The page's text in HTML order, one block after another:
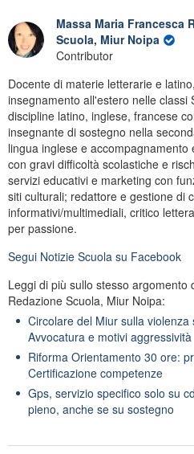
Massa Maria Francesca
Scuola, Miur Noipa
Contributor
Docente di materie letterarie e
insegnamento all'estero nelle classi
discipline latino, inglese, francese
insegnante di sostegno nella
lingua inglese e
con gravi difficoltà scolastiche e
servizi educativi e marketing con
siti culturali; redattore e gestione di
informativi/multimediali, critico
per passione.
Segui Notizie Scuola su Facebook
Leggi di più sullo stesso
Redazione Scuola, Miur Noipa:
Circolare del Miur sulla
Avvocatura e motivi aggressività
Riforma Orientamento 30 ore:
Certificazione competenze
Gps, servizio specifico solo su
pieno, anche se su sostegno